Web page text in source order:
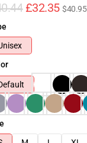
£32.35 $40.95